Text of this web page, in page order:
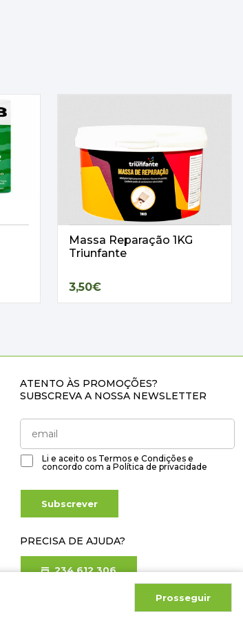
Massa Reparação 1KG
Triunfante
3,50€
Prosseguir
ATENTO ÀS PROMOÇÕES?
SUBSCREVA A NOSSA NEWSLETTER
Li e aceito os Termos e Condições e
concordo com a Política de privacidade
Subscrever
PRECISA DE AJUDA?
234 612 306